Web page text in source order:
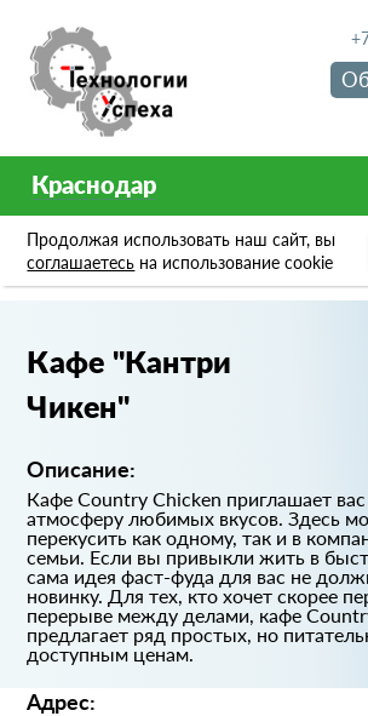
Краснодар
Продолжая использовать наш сайт, вы
соглашаетесь на использование cookie
Портфолио Кафе "Кантри Чикен"
Кафе "Кантри
Чикен"
Описание:
Кафе Country Chicken приглашает вас
атмосферу любимых вкусов. Здесь
перекусить как одному, так и в
семьи. Если вы привыкли жить в
сама идея фаст-фуда для вас не
новинку. Для тех, кто хочет скорее
перерыве между делами, кафе
предлагает ряд простых, но
доступным ценам.
Адрес: